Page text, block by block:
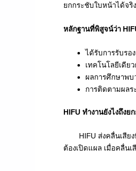
ยกกระชับใบหน้าได้จริ
หลักฐานที่พิสูจน์ว่า
ได้รับการรับรอ
เทคโนโลยีเดีย
ผลการศึกษาพบ
การติดตามผลร
HIFU ทำงานยังไงถึงย
HIFU ส่งคลื่นเสียงที่
ต้องเปิดแผล เมื่อคลื่น